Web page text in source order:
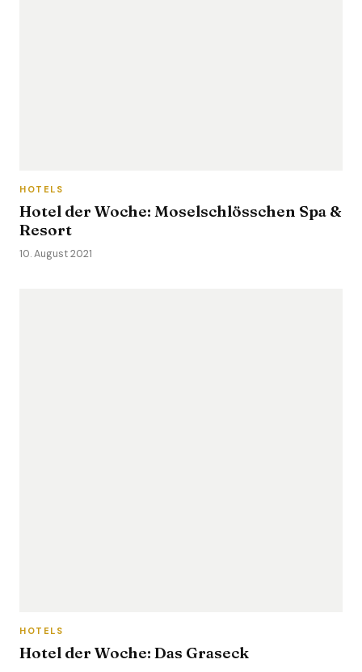
HOTELS
Hotel der Woche: Moselschlösschen Spa &
Resort
10. August 2021
HOTELS
Hotel der Woche: Das Graseck